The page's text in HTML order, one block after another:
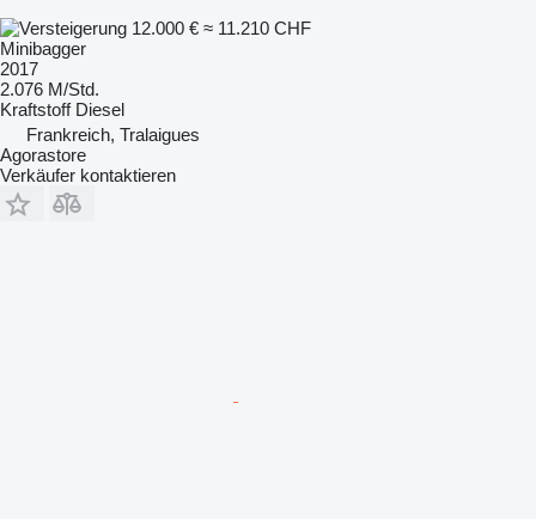
12.000 € ≈ 11.210 CHF
Minibagger
2017
2.076 M/Std.
Kraftstoff Diesel
Frankreich, Tralaigues
Agorastore
Verkäufer kontaktieren